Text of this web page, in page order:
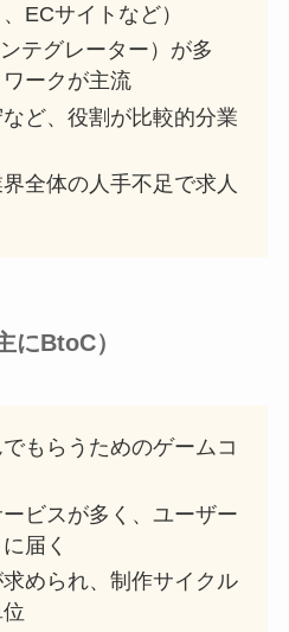
ECサイトなど）
テグレーター）が多
ークが主流
ど、役割が比較的分業
全体の人手不足で求人
にBtoC）
もらうためのゲームコ
ビスが多く、ユーザー
届く
められ、制作サイクル